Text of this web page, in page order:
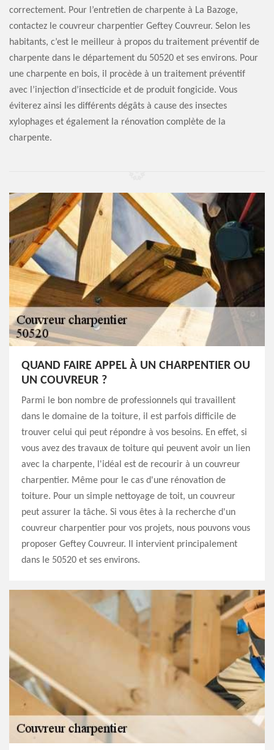
correctement. Pour l’entretien de charpente à La Bazoge,
contactez le couvreur charpentier Geftey Couvreur. Selon les
habitants, c’est le meilleur à propos du traitement préventif de
charpente dans le département du 50520 et ses environs. Pour
une charpente en bois, il procède à un traitement préventif
avec l’injection d’insecticide et de produit fongicide. Vous
éviterez ainsi les différents dégâts à cause des insectes
xylophages et également la rénovation complète de la
charpente.
QUAND FAIRE APPEL À UN CHARPENTIER OU
UN COUVREUR ?
Parmi le bon nombre de professionnels qui travaillent
dans le domaine de la toiture, il est parfois difficile de
trouver celui qui peut répondre à vos besoins. En effet, si
vous avez des travaux de toiture qui peuvent avoir un lien
avec la charpente, l'idéal est de recourir à un couvreur
charpentier. Même pour le cas d'une rénovation de
toiture. Pour un simple nettoyage de toit, un couvreur
peut assurer la tâche. Si vous êtes à la recherche d'un
couvreur charpentier pour vos projets, nous pouvons vous
proposer Geftey Couvreur. Il intervient principalement
dans le 50520 et ses environs.